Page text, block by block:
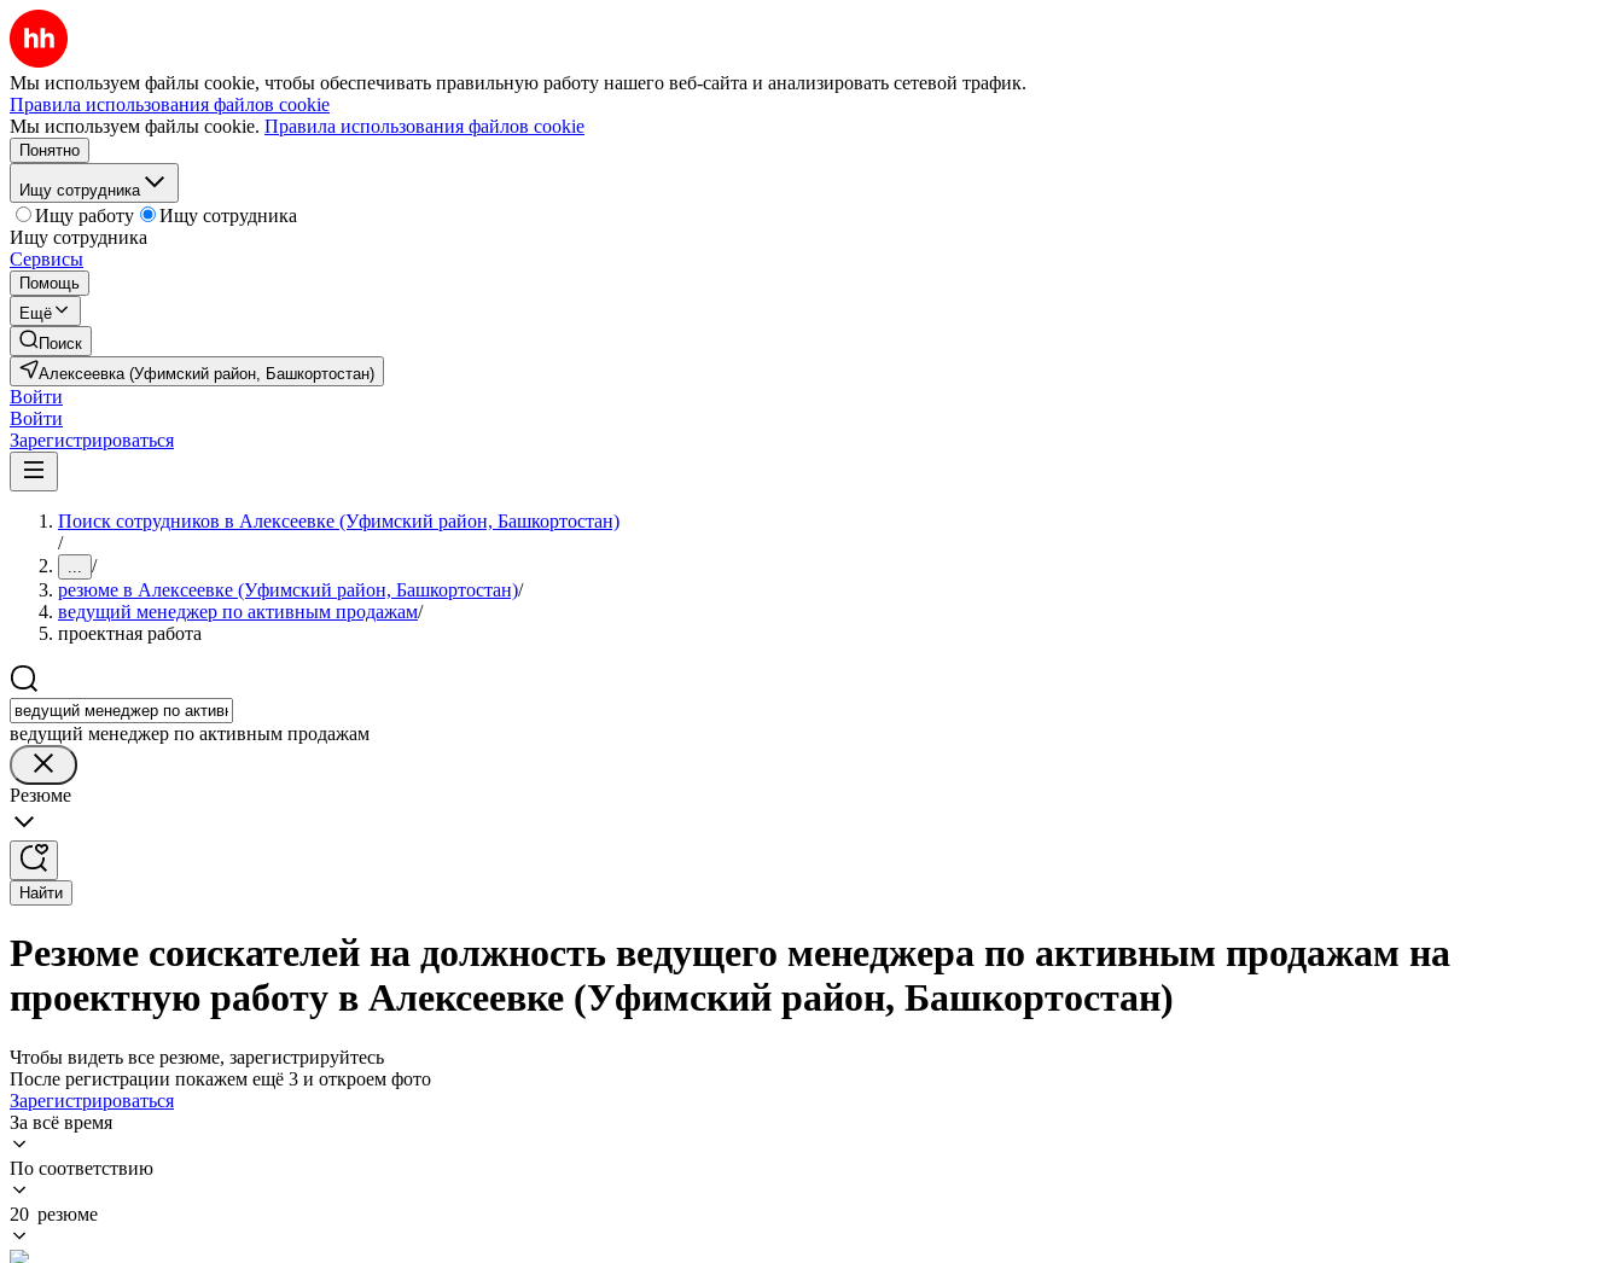
Мы используем файлы cookie, чтобы обеспечивать правильную работу нашего веб-сайта и анализировать сетевой трафик.
Правила использования файлов cookie
Мы используем файлы cookie. Правила использования файлов cookie
Понятно
Ищу сотрудника
Ищу работу
Ищу сотрудника
Ищу сотрудника
Сервисы
Помощь
Ещё
Поиск
Алексеевка (Уфимский район, Башкортостан)
Войти
Войти
Зарегистрироваться
Поиск сотрудников в Алексеевке (Уфимский район, Башкортостан)
/
... /
резюме в Алексеевке (Уфимский район, Башкортостан)/
ведущий менеджер по активным продажам/
проектная работа
ведущий менеджер по активным продажам
Резюме
Найти
Резюме соискателей на должность ведущего менеджера по активным продажам на
проектную работу в Алексеевке (Уфимский район, Башкортостан)
Чтобы видеть все резюме, зарегистрируйтесь
После регистрации покажем ещё 3 и откроем фото
Зарегистрироваться
За всё время
По соответствию
20 резюме